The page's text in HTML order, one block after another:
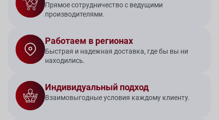
Прямое сотрудничество с ведущими
производителями.
Работаем в регионах
Быстрая и надежная доставка, где бы вы ни
находились.
Индивидуальный подход
Взаимовыгодные условия каждому клиенту.